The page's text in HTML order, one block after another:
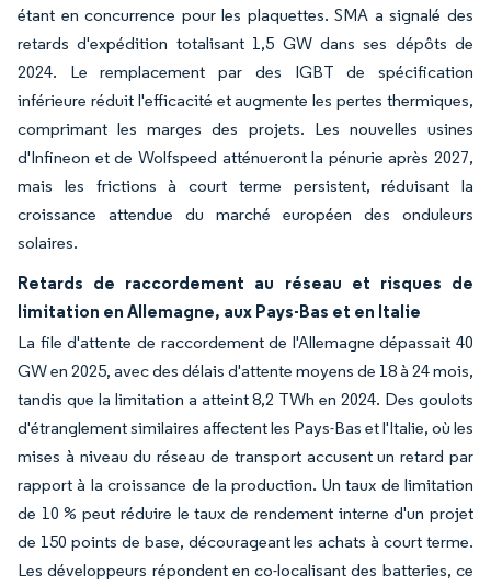
étant en concurrence pour les plaquettes. SMA a signalé des
retards d'expédition totalisant 1,5 GW dans ses dépôts de
2024. Le remplacement par des IGBT de spécification
inférieure réduit l'efficacité et augmente les pertes thermiques,
comprimant les marges des projets. Les nouvelles usines
d'Infineon et de Wolfspeed atténueront la pénurie après 2027,
mais les frictions à court terme persistent, réduisant la
croissance attendue du marché européen des onduleurs
solaires.
Retards de raccordement au réseau et risques de
limitation en Allemagne, aux Pays-Bas et en Italie
La file d'attente de raccordement de l'Allemagne dépassait 40
GW en 2025, avec des délais d'attente moyens de 18 à 24 mois,
tandis que la limitation a atteint 8,2 TWh en 2024. Des goulots
d'étranglement similaires affectent les Pays-Bas et l'Italie, où les
mises à niveau du réseau de transport accusent un retard par
rapport à la croissance de la production. Un taux de limitation
de 10 % peut réduire le taux de rendement interne d'un projet
de 150 points de base, décourageant les achats à court terme.
Les développeurs répondent en co-localisant des batteries, ce